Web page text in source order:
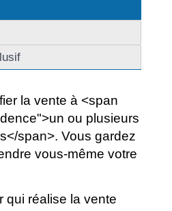
la vente à <span
ou plusieurs
span>. Vous gardez
vous-même votre
qui réalise la vente